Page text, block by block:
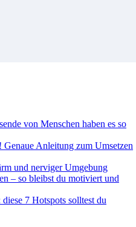
von Menschen haben es so
Anleitung zum Umsetzen
und nerviger Umgebung
– so bleibst du motiviert und
7 Hotspots solltest du